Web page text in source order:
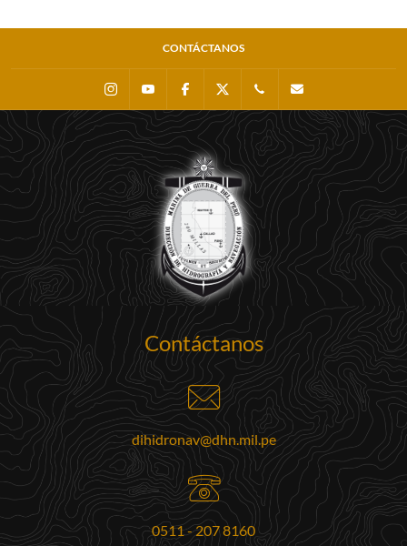
CONTÁCTANOS
InstagramYoutube Facebook 0511 - 207 8160
Contáctanos
dihidronav@dhn.mil.pe
0511 - 207 8160